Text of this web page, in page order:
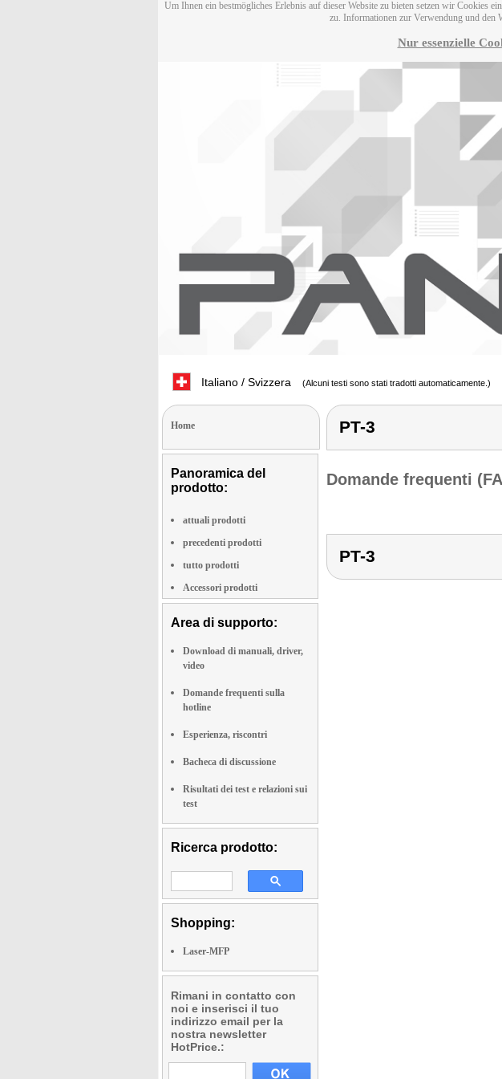
Um Ihnen ein bestmögliches Erlebnis auf dieser Website zu bieten setzen wir Cookies
zu. Informationen zur Verwendung und den
Nur essenzielle
Italiano / Svizzera (Alcuni testi sono stati tradotti automaticamente.)
Home
Panoramica del
prodotto:
attuali prodotti
precedenti prodotti
tutto prodotti
Accessori prodotti
Area di supporto:
Download di manuali, driver,
video
Domande frequenti sulla
hotline
Esperienza, riscontri
Bacheca di discussione
Risultati dei test e relazioni sui
test
Ricerca prodotto:
Shopping:
Laser-MFP
Rimani in contatto con
noi e inserisci il tuo
indirizzo email per la
nostra newsletter
HotPrice.:
PT-3
Domande frequenti
PT-3